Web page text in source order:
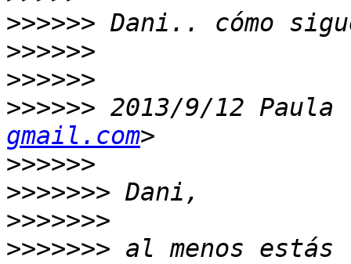
>>>>>>
>>>>>>
>>>>>>
>>>>>> 2013/9/12 Paula
gmail.com
>>>>>>
>>>>>>>
>>>>>>>
>>>>>>> al menos